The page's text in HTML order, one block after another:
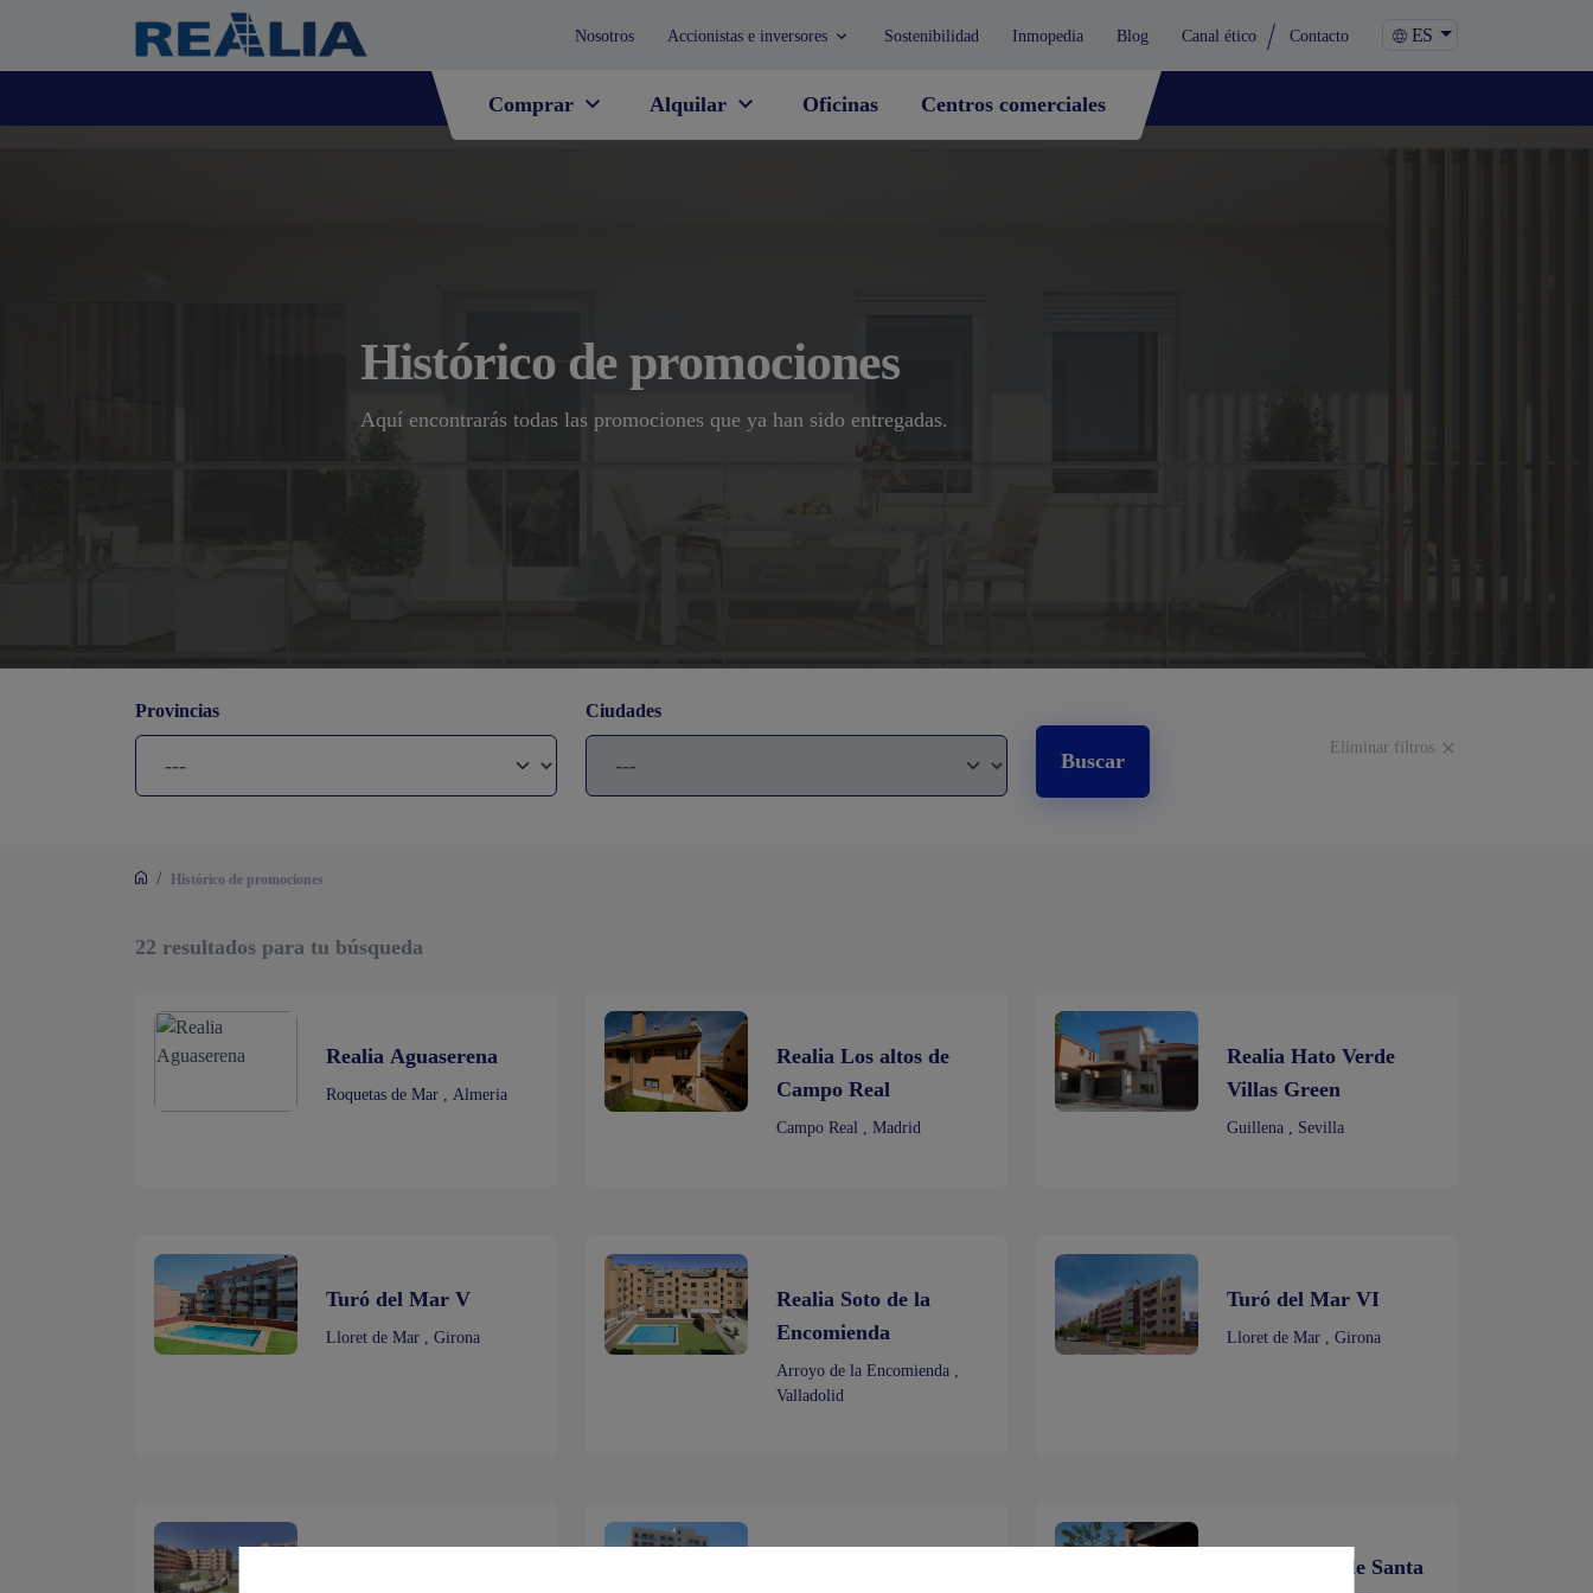
Nosotros Accionistas e inversores Sostenibilidad Inmopedia Blog Canal ético Contacto ES
Comprar Alquilar Oficinas Centros comerciales
Histórico de promociones
Aquí encontrarás todas las promociones que ya han sido entregadas.
Provincias Ciudades
Buscar
Eliminar filtros
/ Histórico de promociones
22 resultados para tu búsqueda
Realia Aguaserena
Roquetas de Mar , Almeria
Realia Los altos de
Campo Real
Campo Real , Madrid
Realia Hato Verde
Villas Green
Guillena , Sevilla
Turó del Mar V
Lloret de Mar , Girona
Realia Soto de la
Encomienda
Arroyo de la Encomienda ,
Valladolid
Turó del Mar VI
Lloret de Mar , Girona
Realia Altos de Santa